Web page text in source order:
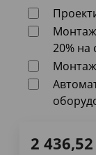
20% на
2 436,52